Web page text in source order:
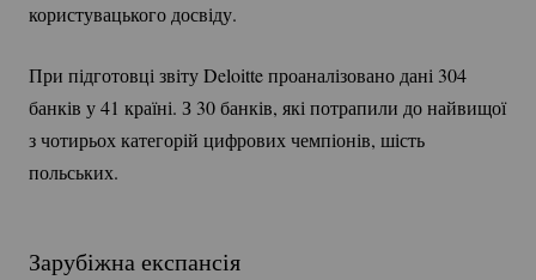
користувацького досвіду.
При підготовці звіту Deloitte проаналізовано дані 304
банків у 41 країні. З 30 банків, які потрапили до найвищої
з чотирьох категорій цифрових чемпіонів, шість
польських.
Зарубіжна експансія